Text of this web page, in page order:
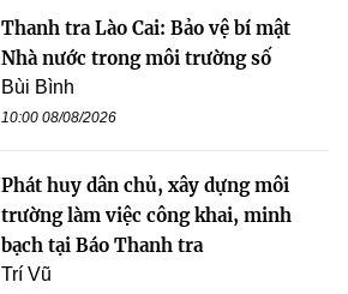
Thanh tra Lào Cai: Bảo vệ bí mật
Nhà nước trong môi trường số
Bùi Bình
10:00 08/08/2026
Phát huy dân chủ, xây dựng môi
trường làm việc công khai, minh
bạch tại Báo Thanh tra
Trí Vũ